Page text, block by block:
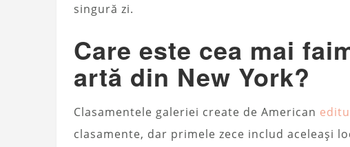
singură zi.
Care este cea mai
artă din New York?
Clasamentele galeriei create de American
clasamente, dar primele zece includ aceleași